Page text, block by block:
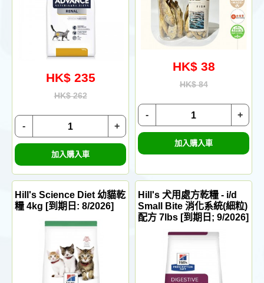
HK$ 235
HK$ 262
+
-
加入購入車
HK$ 38
HK$ 84
+
-
加入購入車
Hill's Science Diet 幼貓乾
糧 4kg [到期日: 8/2026]
Hill's 犬用處方乾糧 - i/d
Small Bite 消化系統(細粒)
配方 7lbs [到期日; 9/2026]